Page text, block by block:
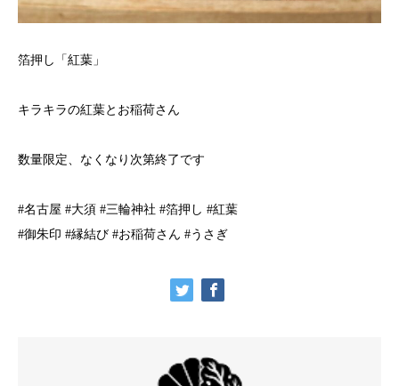
箔押し「紅葉」
キラキラの紅葉とお稲荷さん
数量限定、なくなり次第終了です
#名古屋 #大須 #三輪神社 #箔押し #紅葉
#御朱印 #縁結び #お稲荷さん #うさぎ